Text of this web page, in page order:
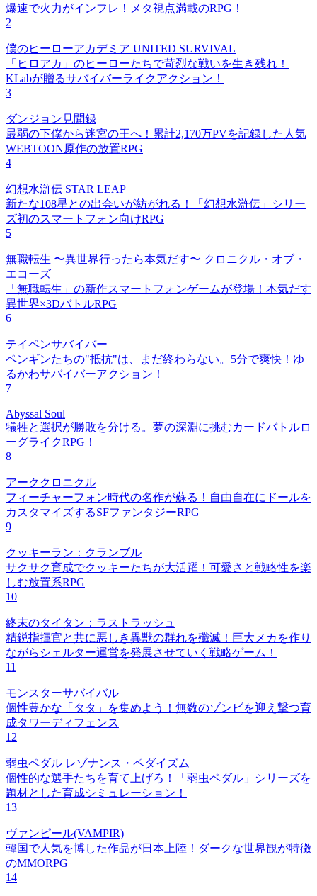
爆速で火力がインフレ！メタ視点満載のRPG！
2
僕のヒーローアカデミア UNITED SURVIVAL
「ヒロアカ」のヒーローたちで苛烈な戦いを生き残れ！
KLabが贈るサバイバーライクアクション！
3
ダンジョン見聞録
最弱の下僕から迷宮の王へ！累計2,170万PVを記録した人気
WEBTOON原作の放置RPG
4
幻想水滸伝 STAR LEAP
新たな108星との出会いが紡がれる！「幻想水滸伝」シリー
ズ初のスマートフォン向けRPG
5
無職転生 〜異世界行ったら本気だす〜 クロニクル・オブ・
エコーズ
「無職転生」の新作スマートフォンゲームが登場！本気だす
異世界×3DバトルRPG
6
テイペンサバイバー
ペンギンたちの"抵抗"は、まだ終わらない。5分で爽快！ゆ
るかわサバイバーアクション！
7
Abyssal Soul
犠牲と選択が勝敗を分ける。夢の深淵に挑むカードバトルロ
ーグライクRPG！
8
アーククロニクル
フィーチャーフォン時代の名作が蘇る！自由自在にドールを
カスタマイズするSFファンタジーRPG
9
クッキーラン：クランブル
サクサク育成でクッキーたちが大活躍！可愛さと戦略性を楽
しむ放置系RPG
10
終末のタイタン：ラストラッシュ
精鋭指揮官と共に悪しき異獣の群れを殲滅！巨大メカを作り
ながらシェルター運営を発展させていく戦略ゲーム！
11
モンスターサバイバル
個性豊かな「タタ」を集めよう！無数のゾンビを迎え撃つ育
成タワーディフェンス
12
弱虫ペダル レゾナンス・ペダイズム
個性的な選手たちを育て上げろ！「弱虫ペダル」シリーズを
題材とした育成シミュレーション！
13
ヴァンピール(VAMPIR)
韓国で人気を博した作品が日本上陸！ダークな世界観が特徴
のMMORPG
14